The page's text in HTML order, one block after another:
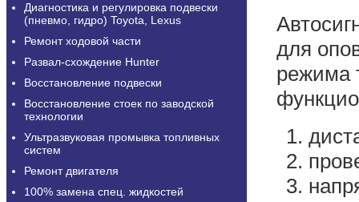
Диагностика и регулировка подвески
(пневмо, гидро) Toyota, Lexus
Ремонт ходовой части
Развал-схождение Hunter
Восстановление подвески
Восстановление стоек по заводской
технологии
Ультразвуковая промывка топливных
систем
Ремонт двигателя
100% замена спец. жидкостей
для
режима